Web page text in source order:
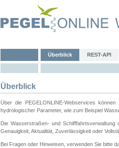
Überblick REST-API
Überblick
Über die PEGELONLINE-Webservices
hydrologischer Parameter, wie zum Beispiel
Die Wasserstraßen- und
Genauigkeit, Aktualität, Zuverlässigkeit oder
Bei Fragen oder Hinweisen, verwenden Sie bitte